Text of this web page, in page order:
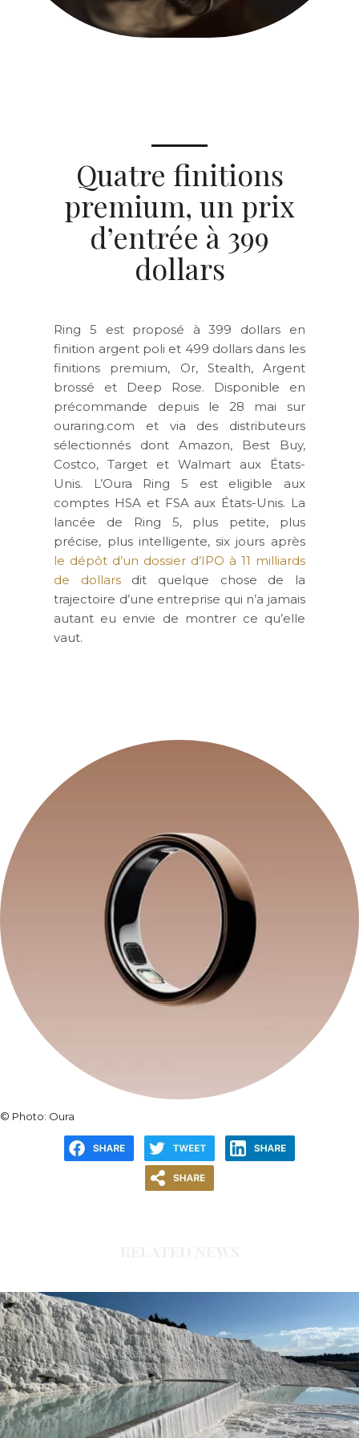
Quatre finitions
premium, un prix
d’entrée à 399
dollars
Ring 5 est proposé à 399 dollars en
finition argent poli et 499 dollars dans les
finitions premium, Or, Stealth, Argent
brossé et Deep Rose. Disponible en
précommande depuis le 28 mai sur
ouraring.com et via des distributeurs
sélectionnés dont Amazon, Best Buy,
Costco, Target et Walmart aux États-
Unis. L’Oura Ring 5 est eligible aux
comptes HSA et FSA aux États-Unis. La
lancée de Ring 5, plus petite, plus
précise, plus intelligente, six jours après
le dépôt d’un dossier d’IPO à 11 milliards
de dollars dit quelque chose de la
trajectoire d’une entreprise qui n’a jamais
autant eu envie de montrer ce qu’elle
vaut.
© Photo: Oura